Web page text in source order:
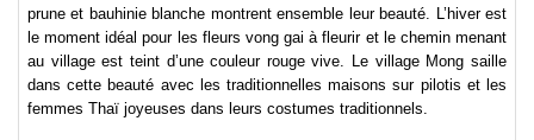
prune et bauhinie blanche montrent ensemble leur beauté. L’hiver est
le moment idéal pour les fleurs vong gai à fleurir et le chemin menant
au village est teint d’une couleur rouge vive. Le village Mong saille
dans cette beauté avec les traditionnelles maisons sur pilotis et les
femmes Thaï joyeuses dans leurs costumes traditionnels.